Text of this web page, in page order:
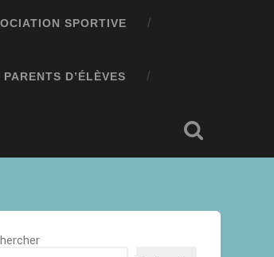
SPORTIVE
D’ÉLÈVES